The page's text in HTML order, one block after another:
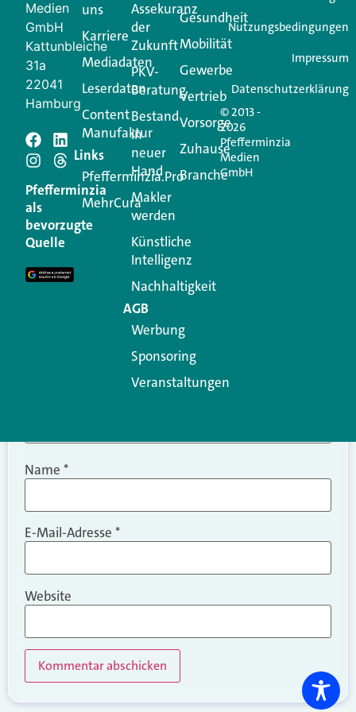
Login.
Jetzt anmelden
Schreiben Sie einen
Kommentar
Ihre E-Mail-Adresse wird nicht veröffentlicht.
Erforderliche Felder sind mit
Kommentar
Name *
E-Mail-Adresse *
Website
Alternative:
Medien
GmbH
Kattunbleiche
31a
22041
Hamburg
Pfefferminzia
als
bevorzugte
Quelle
uns
Karriere
Mediadaten
Leserdaten
Content
Manufaktur
Links
Pfefferminzia.Pro
MehrCura
Assekuranz
der
Zukunft
PKV-
Beratung
Bestand
in
neuer
Hand
Makler
werden
Künstliche
Intelligenz
Nachhaltigkeit
AGB
Werbung
Sponsoring
Veranstaltungen
Gesundheit
Mobilität
Gewerbe
Vertrieb
Vorsorge
Zuhause
Branche
© 2013 -
2026
Pfefferminzia
Medien
GmbH
Nutzungsbedingungen
Impressum
Datenschutzerklärung